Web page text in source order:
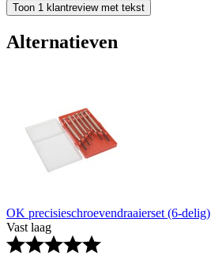
Toon 1 klantreview met tekst
Alternatieven
OK precisieschroevendraaierset (6-delig)
Vast laag